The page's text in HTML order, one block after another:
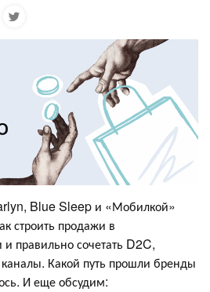
Blue Sleep и «Мобилкой»
строить продажи в
правильно сочетать D2C,
Какой путь прошли бренды
И еще обсудим: